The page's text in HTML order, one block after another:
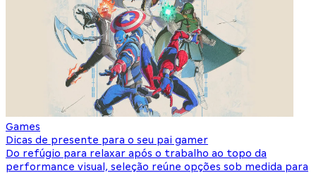
Games
Dicas de presente para o seu pai gamer
Do refúgio para relaxar após o trabalho ao topo da
performance visual, seleção reúne opções sob medida para